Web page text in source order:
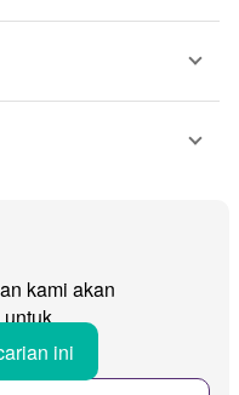
kami akan
ini